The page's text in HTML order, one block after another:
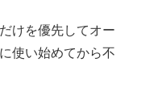
けを優先してオー
使い始めてから不